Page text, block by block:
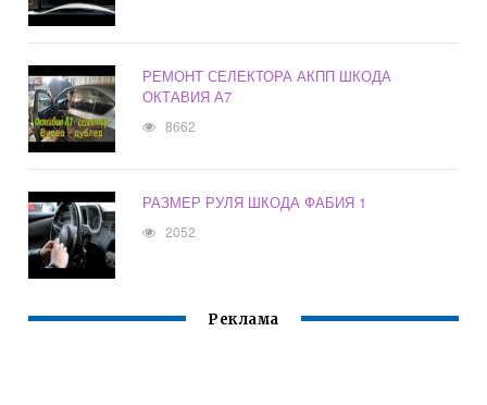
РЕМОНТ СЕЛЕКТОРА АКПП ШКОДА
ОКТАВИЯ А7
8662
РАЗМЕР РУЛЯ ШКОДА ФАБИЯ 1
2052
Реклама